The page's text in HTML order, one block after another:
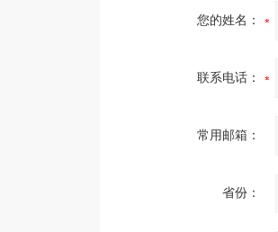
您的姓名：
联系电话：
常用邮箱：
省份：